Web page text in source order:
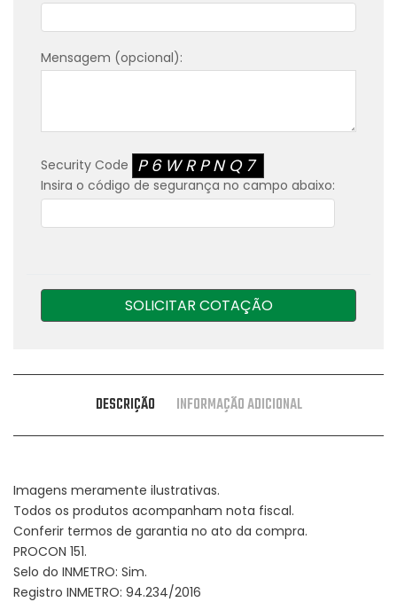
Mensagem (opcional):
Security Code P6WRPNQ7
Insira o código de segurança no campo abaixo:
SOLICITAR COTAÇÃO
DESCRIÇÃO INFORMAÇÃO ADICIONAL
Imagens meramente ilustrativas.
Todos os produtos acompanham nota fiscal.
Conferir termos de garantia no ato da compra.
PROCON 151.
Selo do INMETRO: Sim.
Registro INMETRO: 94.234/2016